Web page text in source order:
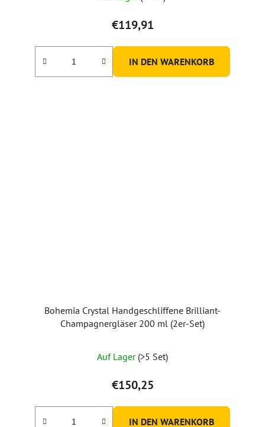
€119,91
IN DEN WARENKORB
Bohemia Crystal Handgeschliffene Brilliant-
Champagnergläser 200 ml (2er-Set)
durchschnittliche
Produktbewertung
ist
5,0
Auf Lager (>5 Set)
€150,25
IN DEN WARENKORB